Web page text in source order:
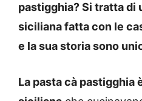
pastigghia? Si tratta di
siciliana fatta con le
e la sua storia sono
La pasta cà pastigghia